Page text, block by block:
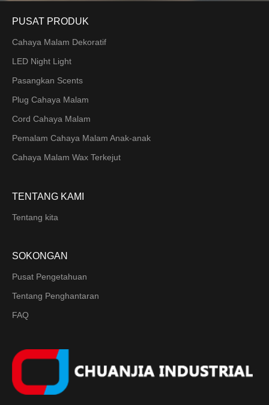
PUSAT PRODUK
Cahaya Malam Dekoratif
LED Night Light
Pasangkan Scents
Plug Cahaya Malam
Cord Cahaya Malam
Pemalam Cahaya Malam Anak-anak
Cahaya Malam Wax Terkejut
TENTANG KAMI
Tentang kita
SOKONGAN
Pusat Pengetahuan
Tentang Penghantaran
FAQ